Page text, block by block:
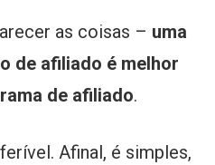
as coisas – uma
de afiliado é melhor
de afiliado.
Afinal, é simples,